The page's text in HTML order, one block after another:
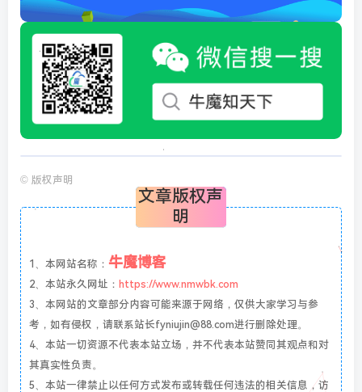
© 版权声明
文章版权声
明
1、本网站名称： 牛魔博客
2、本站永久网址： https://www.nmwbk.com
3、本网站的文章部分内容可能来源于网络，仅供大家学习与参
考，如有侵权，请联系站长fyniujin@88.com进行删除处理。
4、本站一切资源不代表本站立场，并不代表本站赞同其观点和对
其真实性负责。
5、本站一律禁止以任何方式发布或转载任何违法的相关信息，访